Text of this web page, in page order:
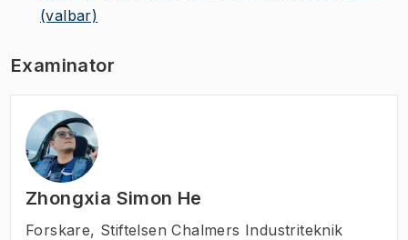
(valbar)
Examinator
Zhongxia Simon He
Forskare, Stiftelsen Chalmers Industriteknik